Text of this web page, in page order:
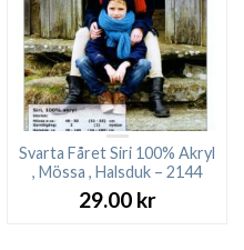
Svarta Fåret Siri 100% Akryl
, Mössa , Halsduk – 2144
29.00 kr